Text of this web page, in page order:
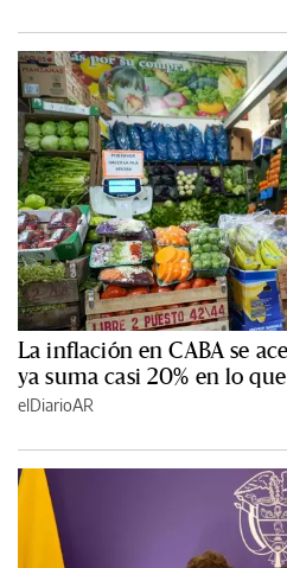
La inflación en CABA se
ya suma casi 20% en lo
elDiarioAR